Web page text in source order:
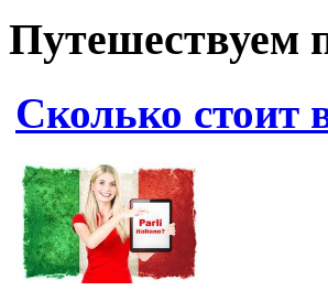
Путешествуем
Сколько стоит